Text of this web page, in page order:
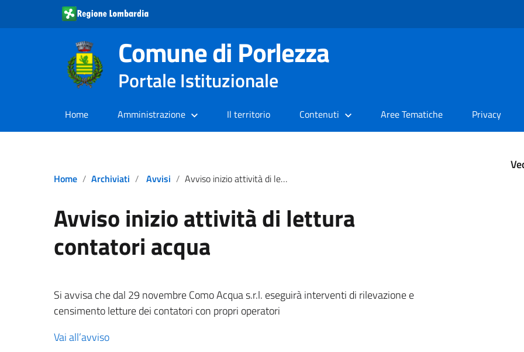
Comune di Porlezza
Portale Istituzionale
Home Amministrazione Il territorio Contenuti Aree Tematiche Privacy
Home Archiviati Avvisi Avviso inizio attività di lettura contatori acqua
Avviso inizio attività di lettura
contatori acqua
Si avvisa che dal 29 novembre Como Acqua s.r.l. eseguirà interventi di rilevazione e
censimento letture dei contatori con propri operatori
Vai all’avviso